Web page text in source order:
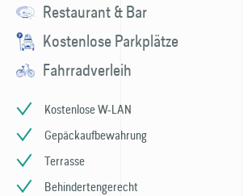
Restaurant & Bar
Kostenlose Parkplätze
Fahrradverleih
Kostenlose W-LAN
Gepäckaufbewahrung
Terrasse
Behindertengerecht